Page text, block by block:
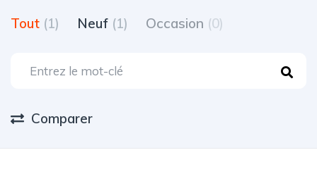
Tout (1) Neuf (1) Occasion (0)
Comparer